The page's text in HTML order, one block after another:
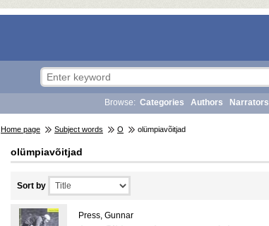
Browse: Categories Authors Narrators
Home page Subject words O olümpiavõitjad
olümpiavõitjad
Sort by
Press, Gunnar